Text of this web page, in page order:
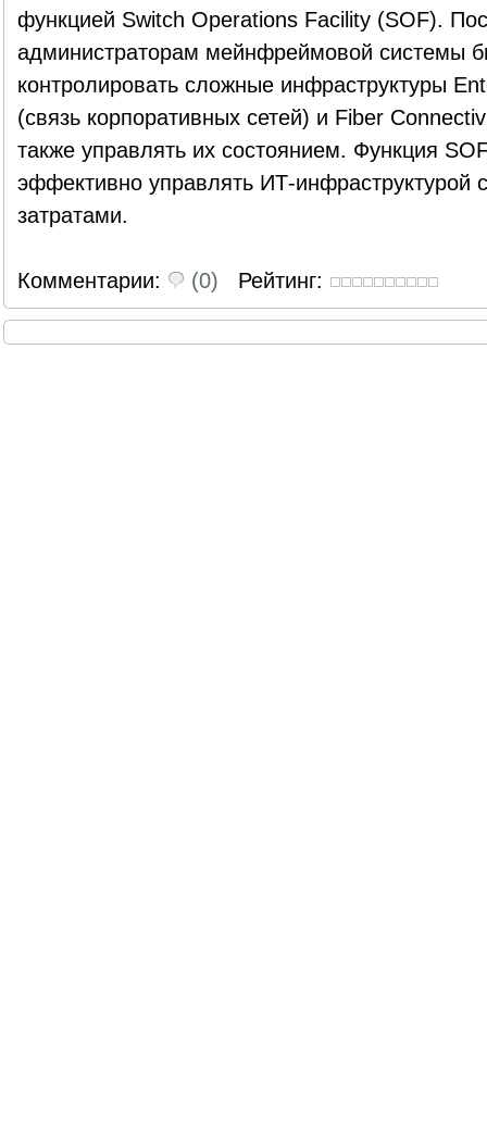
функцией Switch Operations Facility (SOF).
администраторам мейнфреймовой системы
контролировать сложные инфраструктуры
(связь корпоративных сетей) и Fiber
также управлять их состоянием. Функция
эффективно управлять ИТ-
затратами.
Комментарии: (0) Рейтинг: